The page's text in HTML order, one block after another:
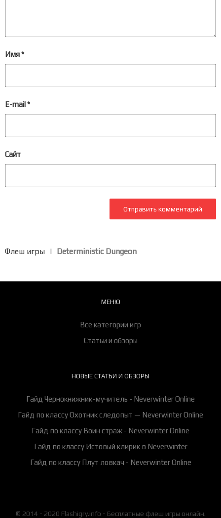
Имя*
E-mail*
Сайт
Флеш игры | Deterministic Dungeon
МЕНЮ
Все категории игр
Статьи и обзоры
НОВЫЕ СТАТЬИ И ОБЗОРЫ
Гайд Чернокнижник-мучитель - Neverwinter Online
Гайд по классу Охотник следопыт — Neverwinter Online
Гайд по классу Воин страж - Neverwinter Online
Гайд по классу Истовый клирик в Neverwinter
Гайд по классу Плут ловкач - Neverwinter Online
© 2014 - 2020 Flashigry.info - Бесплатные флеш игры онлайн.